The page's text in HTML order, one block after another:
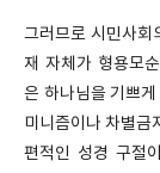
그러므로 시민사
재 자체가 형용모
은 하나님을 기쁘
미니즘이나 차별금
편적인 성경 구절